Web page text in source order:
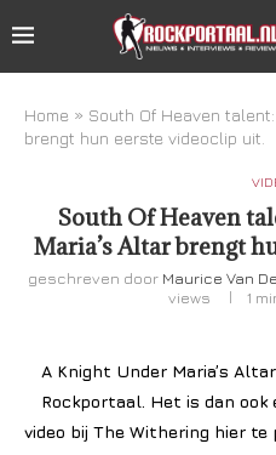
Home » South Of Heaven
brengt hun eerste videoclip uit.
South Of Heaven
Maria’s Altar brengt
geschreven door Maurice Van
views
1
A Knight Under Maria’s
Rockportaal. Het is dan ook
video bij The Withering hier te